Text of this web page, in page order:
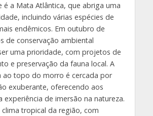
é a Mata Atlântica, que abriga uma
incluindo várias espécies de
endêmicos. Em outubro de
de conservação ambiental
uma prioridade, com projetos de
e preservação da fauna local. A
ao topo do morro é cercada por
exuberante, oferecendo aos
experiência de imersão na natureza.
tropical da região, com